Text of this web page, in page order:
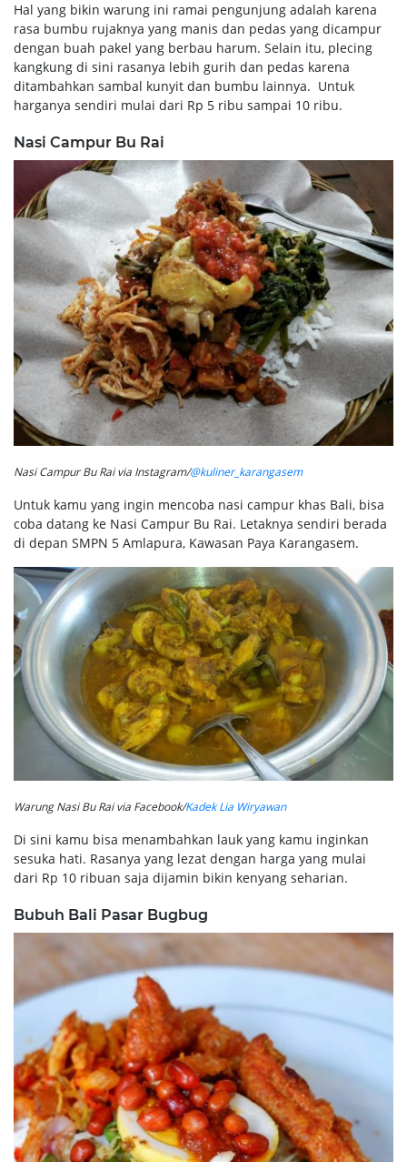
Hal yang bikin warung ini ramai pengunjung adalah karena
rasa bumbu rujaknya yang manis dan pedas yang dicampur
dengan buah pakel yang berbau harum. Selain itu, plecing
kangkung di sini rasanya lebih gurih dan pedas karena
ditambahkan sambal kunyit dan bumbu lainnya. Untuk
harganya sendiri mulai dari Rp 5 ribu sampai 10 ribu.
Nasi Campur Bu Rai
Nasi Campur Bu Rai via Instagram/@kuliner_karangasem
Untuk kamu yang ingin mencoba nasi campur khas Bali, bisa
coba datang ke Nasi Campur Bu Rai. Letaknya sendiri berada
di depan SMPN 5 Amlapura, Kawasan Paya Karangasem.
Warung Nasi Bu Rai via Facebook/Kadek Lia Wiryawan
Di sini kamu bisa menambahkan lauk yang kamu inginkan
sesuka hati. Rasanya yang lezat dengan harga yang mulai
dari Rp 10 ribuan saja dijamin bikin kenyang seharian.
Bubuh Bali Pasar Bugbug